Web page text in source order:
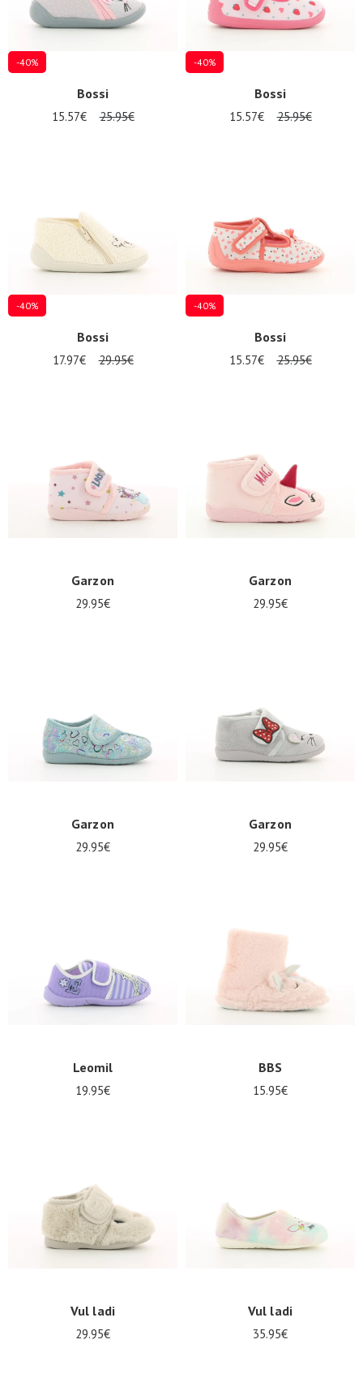
cadeau
SE
-40%
Bossi
15.57€ 25.95€
-40%
Bossi
15.57€ 25.95€
-40%
Bossi
17.97€ 29.95€
-40%
Bossi
15.57€ 25.95€
Garzon
29.95€
Garzon
29.95€
Garzon
29.95€
Garzon
29.95€
Leomil
19.95€
BBS
15.95€
Vul ladi
29.95€
Vul ladi
35.95€